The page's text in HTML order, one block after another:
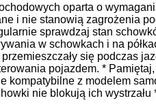
oparta o
i nie stanowią zagrożenia
sprawdzaj stan
w schowkach i na
się podczas
pojazdem. *
z modelem
nie blokują ich